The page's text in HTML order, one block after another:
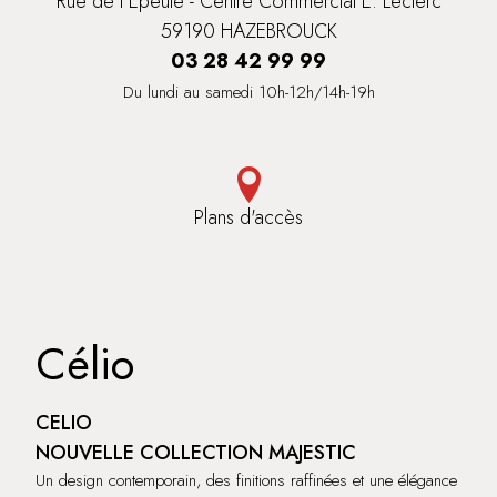
59190 HAZEBROUCK
03 28 42 99 99
Du lundi au samedi 10h-12h/14h-19h
Plans d'accès
Célio
CELIO
NOUVELLE COLLECTION MAJESTIC
Un design contemporain, des finitions raffinées et une élégance